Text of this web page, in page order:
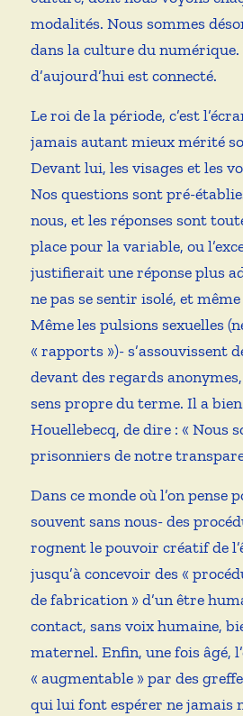
modalités. Nous sommes
dans la culture du numérique.
d’aujourd’hui est connecté.
Le roi de la période, c’est
jamais autant mieux mérité
Devant lui, les visages et les
Nos questions sont pré-
nous, et les réponses sont
place pour la variable, ou
justifierait une réponse plus
ne pas se sentir isolé, et
Même les pulsions sexuelles
« rapports »)- s’assouvissent
devant des regards
sens propre du terme. Il a
Houellebecq, de dire : « Nous
prisonniers de notre
Dans ce monde où l’on pense
souvent sans nous- des
rognent le pouvoir créatif de
jusqu’à concevoir des «
de fabrication » d’un être
contact, sans voix humaine,
maternel. Enfin, une fois âgé,
« augmentable » par des
qui lui font espérer ne jamais